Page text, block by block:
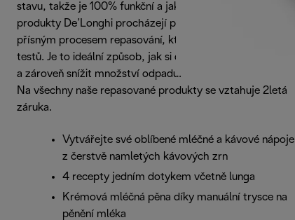
stavu, takže je 100% funkční a jako nový. Renovované
produkty De’Longhi procházejí před dodáním zákazníkovi
přísným procesem repasování, který sestává z několika
testů. Je to ideální způsob, jak si dokonale vychutnat kávu
a zároveň snížit množství odpadu.
Na všechny naše repasované produkty se vztahuje 2letá
záruka.
Vytvářejte své oblíbené mléčné a kávové nápoje
z čerstvě namletých kávových zrn
4 recepty jedním dotykem včetně lunga
Krémová mléčná pěna díky manuální trysce na
pěnění mléka